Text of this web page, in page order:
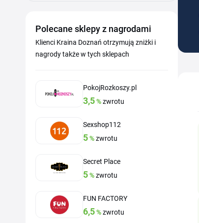
Polecane sklepy z nagrodami
Klienci Kraina Doznań otrzymują zniżki i
nagrody także w tych sklepach
PokojRozkoszy.pl
3,5%zwrotu
Sexshop112
5%zwrotu
Secret Place
5%zwrotu
FUN FACTORY
6,5%zwrotu